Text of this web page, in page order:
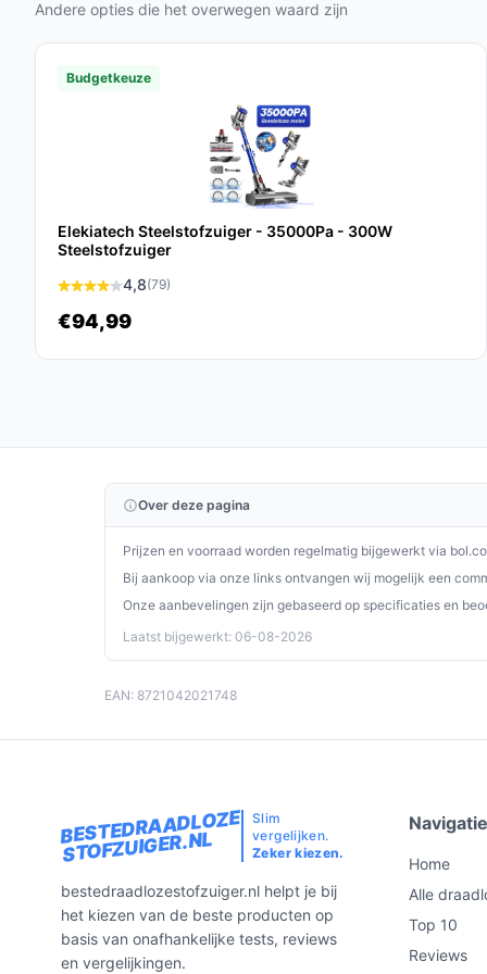
Hepa luchtfilter: Dit filter zorgt ervoor dat
Veelgestelde vragen
Hoe lang gaat dit product mee?
De levensduur van de steelstofzuiger is
onderhoud kan deze enkele jaren meegaan.
Is dit geschikt voor tapijt en harde vloeren?
verschillende zuigstanden maken het eenvoudig
Wat zijn de belangrijkste verschillen met
geavanceerd filtersysteem, wat het een
Conclusie
De Elekiatech Steelstofzuiger Draadloos is een
je schoonmaakbehoeften. Met zijn
elk huishouden.
Ontdek alle specificaties en vergelijk prijzen
wat perfect past bij jouw behoeften!
Andere opties die het overwegen waard zijn
Budgetkeuze
Elekiatech Steelstofzuiger - 35000Pa - 300W
Steelstofzuiger
4,8(79)
€94,99
Over deze pagina
Prijzen en voorraad worden regelmatig bijgewerkt via
Bij aankoop via onze links ontvangen wij mogelijk een
Onze aanbevelingen zijn gebaseerd op specificaties en
Laatst bijgewerkt: 06-08-2026
EAN: 8721042021748
BESTEDRAADLOZE
STOFZUIGER.NL
Slim
vergelijken.
Zeker kiezen.
bestedraadlozestofzuiger.nl helpt je bij
het kiezen van de beste producten op
basis van onafhankelijke tests, reviews
en vergelijkingen.
Navigatie
Home
Alle
Top 10
Reviews